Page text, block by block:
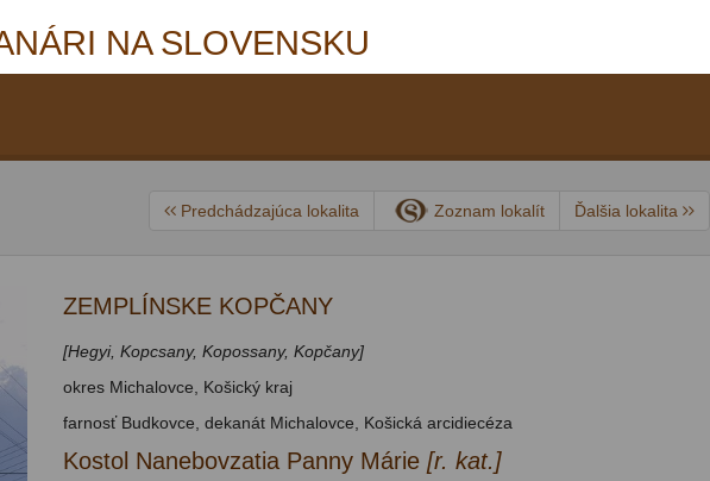
NA SLOVENSKU
Predchádzajúca lokalita Zoznam lokalít Ďalšia lokalita
ZEMPLÍNSKE KOPČANY
[Hegyi, Kopcsany, Kopossany, Kopčany]
okres Michalovce, Košický kraj
farnosť Budkovce, dekanát Michalovce, Košická arcidiecéza
Kostol Nanebovzatia Panny Márie [r. kat.]